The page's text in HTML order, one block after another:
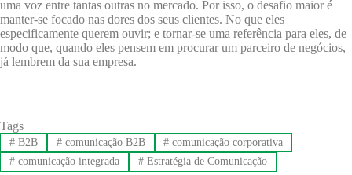
uma voz entre tantas outras no mercado. Por isso, o desafio maior é
manter-se focado nas dores dos seus clientes. No que eles
especificamente querem ouvir; e tornar-se uma referência para eles, de
modo que, quando eles pensem em procurar um parceiro de negócios,
já lembrem da sua empresa.
Tags
#B2B #comunicação B2B # comunicação corporativa
#comunicação integrada #Estratégia de Comunicação